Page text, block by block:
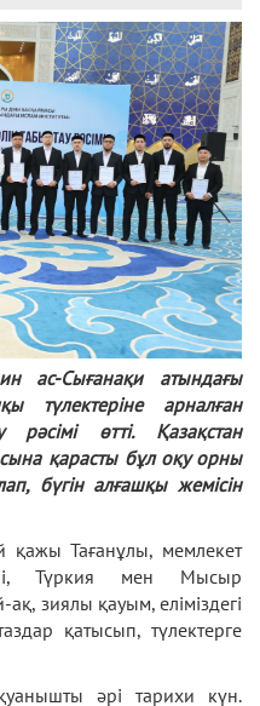
ас-Сығанақи атындағы
түлектеріне арналған
рәсімі өтті. Қазақстан
қарасты бұл оқу орны
бүгін алғашқы жемісін
Тағанұлы, мемлекет
Түркия мен Мысыр
ақ, зиялы қауым, еліміздегі
қатысып, түлектерге
әрі тарихи күн.